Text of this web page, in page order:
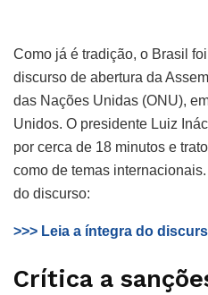
Como já é tradição, o Brasil
discurso de abertura da
das Nações Unidas (ONU),
Unidos. O presidente Luiz
por cerca de 18 minutos e
como de temas
do discurso:
>>> Leia a íntegra do
Crítica a